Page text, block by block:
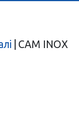
CAM INOX